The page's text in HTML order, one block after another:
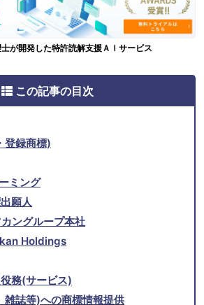
士が開発した特許読解支援ＡＩサービス
この記事の目次
登録商標)
ミング
願人
ングループ本社
Holdings
務(サービス)
雑誌等)への商標情報提供